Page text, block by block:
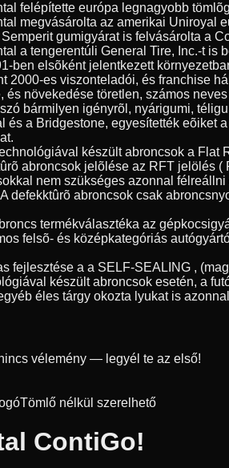
felépítette európa legnagyobb
megvásárolta az amerikai Uniroyal
gumigyárat is felvásárolta a
a tengerentúli General Tire, Inc.-t
ben elsõként jelentkezett
2000-es viszonteladói, és franchise
és növekedése töretlen, számos
bármilyen igényrõl, nyárigumi,
és a Bridgestone, egyesítették eõiket
készült abroncsok a Flat
abroncsok jelõlése az RFT jelölés (
nem szükséges azonnal
defekktûrõ abroncsok csak
termékválasztéka az
felsõ- és középkategóriás
fejlesztése a a SELF-SEALING ,
készült abroncsok esetén, a
éles tárgy okozta lyukat is
vélemény — legyél te az első!
Tömlő nélkül szerelhető
ContiGo!